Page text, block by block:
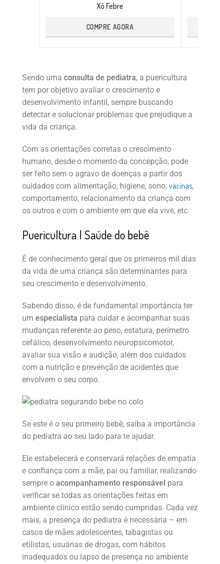
Xô Febre
COMPRE AGORA
Sendo uma consulta de pediatra, a puericultura
tem por objetivo avaliar o crescimento e
desenvolvimento infantil, sempre buscando
detectar e solucionar problemas que prejudique a
vida da criança.
Com as orientações corretas o crescimento
humano, desde o momento da concepção, pode
ser feito sem o agravo de doenças a partir dos
cuidados com alimentação, higiene, sono, vacinas,
comportamento, relacionamento da criança com
os outros e com o ambiente em que ela vive, etc.
Puericultura | Saúde do bebê
É de conhecimento geral que os primeiros mil dias
da vida de uma criança são determinantes para
seu crescimento e desenvolvimento.
Sabendo disso, é de fundamental importância ter
um especialista para cuidar e acompanhar suas
mudanças referente ao peso, estatura, perímetro
cefálico, desenvolvimento neuropsicomotor,
avaliar sua visão e audição, além dos cuidados
com a nutrição e prevenção de acidentes que
envolvem o seu corpo.
Se este é o seu primeiro bebê, saiba a importância
do pediatra ao seu lado para te ajudar.
Ele estabelecerá e conservará relações de empatia
e confiança com a mãe, pai ou familiar, realizando
sempre o acompanhamento responsável para
verificar se todas as orientações feitas em
ambiente clínico estão sendo cumpridas. Cada vez
mais, a presença do pediatra é necessária – em
casos de mães adolescentes, tabagistas ou
etilistas, usuárias de drogas, com hábitos
inadequados ou lapso de presença no ambiente